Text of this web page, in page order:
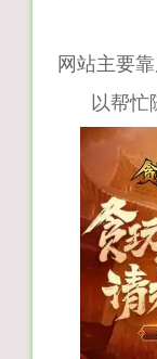
网站主要
以帮忙